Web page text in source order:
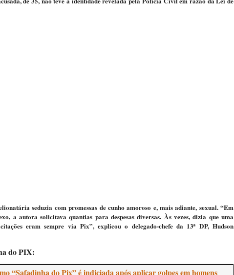
seduzia com promessas de cunho amoroso e, mais adiante, sexual. “Em
a autora solicitava quantias para despesas diversas. Às vezes, dizia que uma
eram sempre via Pix”, explicou o delegado-chefe da 13ª DP, Hudson
do PIX: